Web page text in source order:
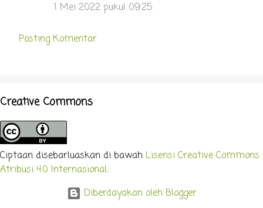
1 Mei 2022 pukul 09.25
Posting Komentar
Creative Commons
Ciptaan disebarluaskan di bawah Lisensi Creative Commons
Atribusi 4.0 Internasional.
Diberdayakan oleh Blogger